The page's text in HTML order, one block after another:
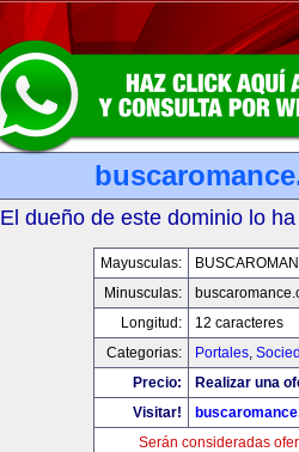
El dueño de este dominio lo
Mayusculas:
Minusculas:
Longitud:
12 caracteres
Categorias:
Portales,
Precio:
Realizar una
Visitar!
Serán consideradas